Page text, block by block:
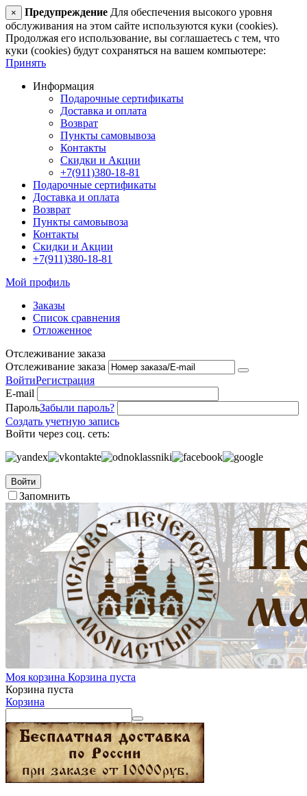
× Предупреждение Для обеспечения высокого уровня
обслуживания на этом сайте используются куки (cookies).
Продолжая его использование, вы соглашаетесь с тем, что
куки (cookies) будут сохраняться на вашем компьютере:
Принять
Информация
Подарочные сертификаты
Доставка и оплата
Возврат
Пункты самовывоза
Контакты
Скидки и Акции
+7(911)380-18-81
Подарочные сертификаты
Доставка и оплата
Возврат
Пункты самовывоза
Контакты
Скидки и Акции
+7(911)380-18-81
Мой профиль
Заказы
Список сравнения
Отложенное
Отслеживание заказа
Отслеживание заказа
ВойтиРегистрация
E-mail
ПарольЗабыли пароль?
Создать учетную запись
Войти через соц. сеть:
Войти
Запомнить
Моя корзина Корзина пуста
Корзина пуста
Корзина